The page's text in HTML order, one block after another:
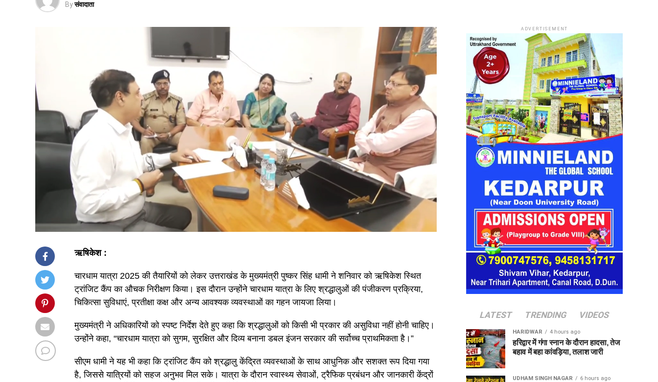
Byसंवादाता
ऋषिकेश :
चारधाम यात्रा 2025 की तैयारियों को लेकर उत्तराखंड के मुख्यमंत्री पुष्कर सिंह धामी ने शनिवार को ऋषिकेश स्थित
ट्रांजिट कैंप का औचक निरीक्षण किया। इस दौरान उन्होंने चारधाम यात्रा के लिए श्रद्धालुओं की पंजीकरण प्रक्रिया,
चिकित्सा सुविधाएं, प्रतीक्षा कक्ष और अन्य आवश्यक व्यवस्थाओं का गहन जायजा लिया।
मुख्यमंत्री ने अधिकारियों को स्पष्ट निर्देश देते हुए कहा कि श्रद्धालुओं को किसी भी प्रकार की असुविधा नहीं होनी चाहिए।
उन्होंने कहा, “चारधाम यात्रा को सुगम, सुरक्षित और दिव्य बनाना डबल इंजन सरकार की सर्वोच्च प्राथमिकता है।”
सीएम धामी ने यह भी कहा कि ट्रांजिट कैंप को श्रद्धालु केंद्रित व्यवस्थाओं के साथ आधुनिक और सशक्त रूप दिया गया
है, जिससे यात्रियों को सहज अनुभव मिल सके। यात्रा के दौरान स्वास्थ्य सेवाओं, ट्रैफिक प्रबंधन और जानकारी केंद्रों
ADVERTISEMENT
LATEST TRENDING VIDEOS
HARIDWAR 4 hours ago
हरिद्वार में गंगा स्नान के दौरान हादसा, तेज
बहाव में बहा कांवड़िया, तलाश जारी
UDHAM SINGH NAGAR 6 hours ago